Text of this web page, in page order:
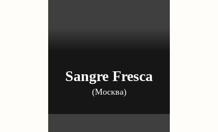
Sangre Fresca
(Москва)